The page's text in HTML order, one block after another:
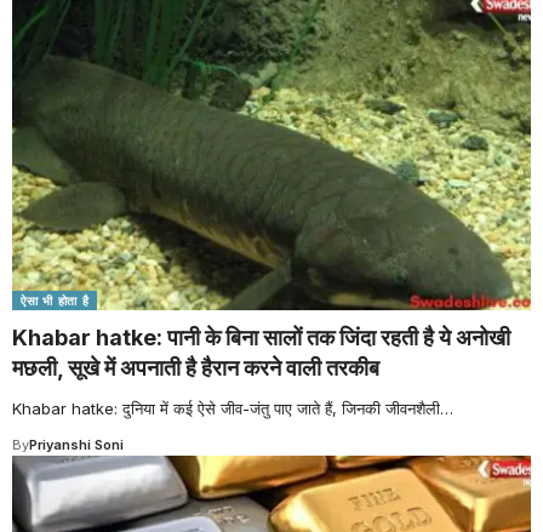
ऐसा भी होता है
Khabar hatke: पानी के बिना सालों तक जिंदा रहती है ये अनोखी
मछली, सूखे में अपनाती है हैरान करने वाली तरकीब
Khabar hatke: दुनिया में कई ऐसे जीव-जंतु पाए जाते हैं, जिनकी जीवनशैली…
ByPriyanshi Soni